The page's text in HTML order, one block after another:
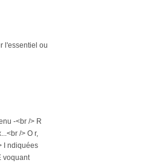
l'essentiel ou
-<br /> R
/> O r,
I ndiquées
voquant